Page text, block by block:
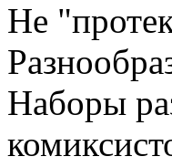
Не
Наборы